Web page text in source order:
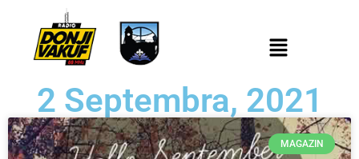
2 Septembra, 2021
MAGAZIN